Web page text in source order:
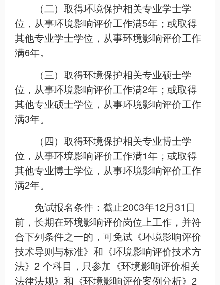
（二）取得环境保护相关专业学士学
位，从事环境影响评价工作满5年；或取得
其他专业学士学位，从事环境影响评价工作
满6年。
（三）取得环境保护相关专业硕士学
位，从事环境影响评价工作满2年；或取得
其他专业硕士学位，从事环境影响评价工作
满3年。
（四）取得环境保护相关专业博士学
位，从事环境影响评价工作满1年；或取得
其他专业博士学位，从事环境影响评价工作
满2年。
免试报名条件：截止2003年12月31日
前，长期在环境影响评价岗位上工作，并符
合下列条件之一的，可免试《环境影响评价
技术导则与标准》和《环境影响评价技术方
法》2 个科目，只参加《环境影响评价相关
法律法规》和《环境影响评价案例分析》2